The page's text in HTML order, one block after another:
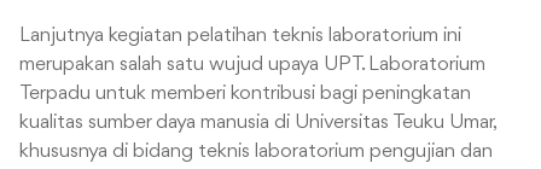
Lanjutnya kegiatan pelatihan teknis laboratorium ini
merupakan salah satu wujud upaya UPT. Laboratorium
Terpadu untuk memberi kontribusi bagi peningkatan
kualitas sumber daya manusia di Universitas Teuku Umar,
khususnya di bidang teknis laboratorium pengujian dan